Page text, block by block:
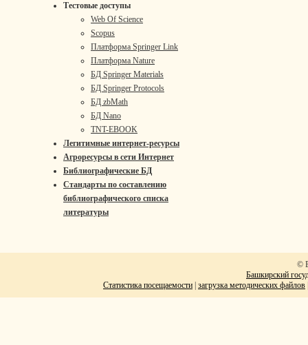
Тестовые доступы
Web Of Science
Scopus
Платформа Springer Link
Платформа Nature
БД Springer Materials
БД Springer Protocols
БД zbMath
БД Nano
TNT-EBOOK
Легитимные интернет-ресурсы
Агроресурсы в сети Интернет
Библиографические БД
Стандарты по составлению
библиографического списка
литературы
©
Башкирский
Статистика посещаемости загрузка методических файлов